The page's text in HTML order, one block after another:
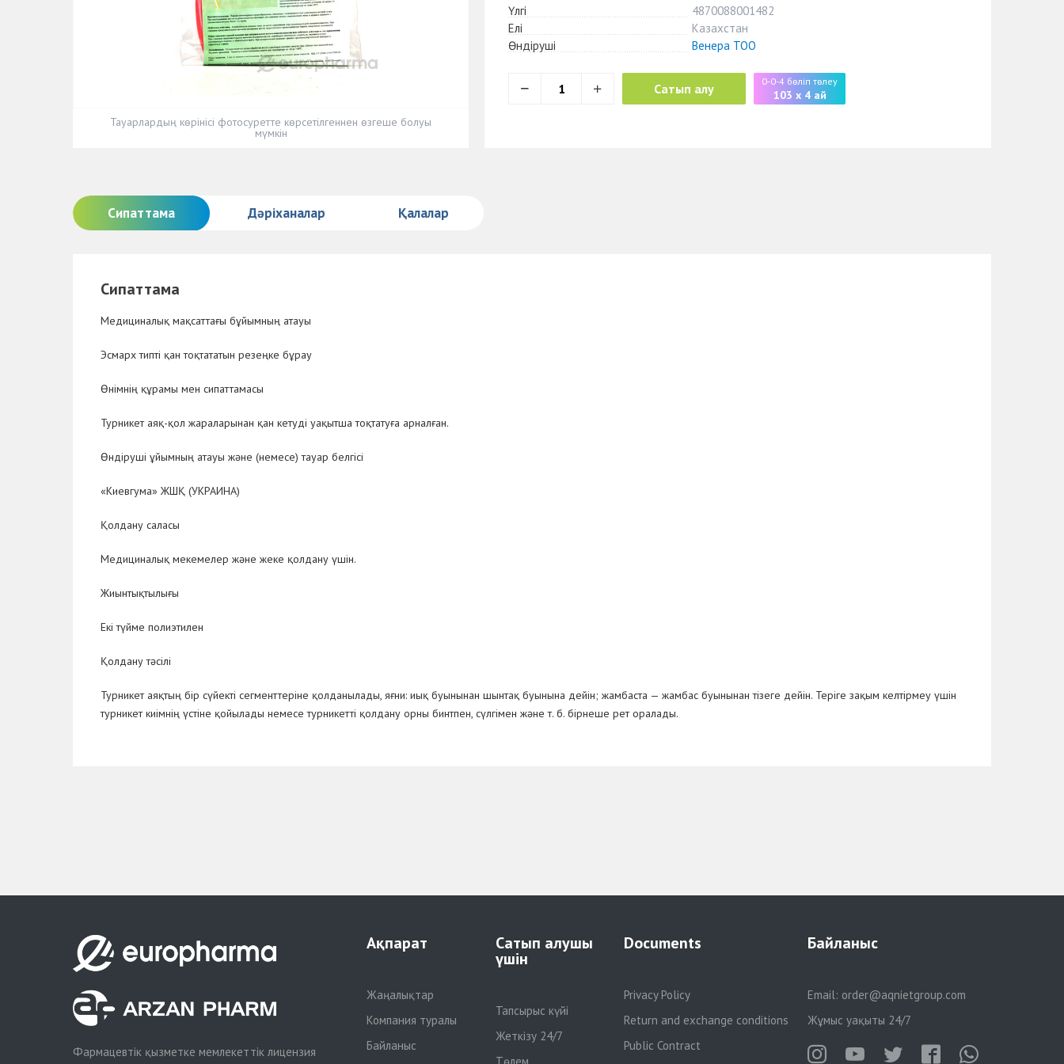
Тауарлардың көрінісі фотосуретте көрсетілгеннен өзгеше болуы
мүмкін
Үлгі
4870088001482
Елі
Казахстан
Өндіруші
Венера ТОО
Сатып алу 0-0-4 бөліп төлеу
103 x 4 ай
Сипаттама Дәріханалар Қалалар
Сипаттама
Медициналық мақсаттағы бұйымның атауы
Эсмарх типті қан тоқтататын резеңке бұрау
Өнімнің құрамы мен сипаттамасы
Турникет аяқ-қол жараларынан қан кетуді уақытша тоқтатуға арналған.
Өндіруші ұйымның атауы және (немесе) тауар белгісі
«Киевгума» ЖШҚ (УКРАИНА)
Қолдану саласы
Медициналық мекемелер және жеке қолдану үшін.
Жиынтықтылығы
Екі түйме полиэтилен
Қолдану тәсілі
Турникет аяқтың бір сүйекті сегменттеріне қолданылады, яғни: иық буынынан шынтақ буынына дейін; жамбаста — жамбас буынынан тізеге дейін. Теріге зақым келтірмеу үшін
турникет киімнің үстіне қойылады немесе турникетті қолдану орны бинтпен, сүлгімен және т. б. бірнеше рет оралады.
Фармацевтік қызметке мемлекеттік лицензия
Ақпарат
Жаңалықтар
Компания туралы
Байланыс
Сатып алушы
үшін
Тапсырыс күйі
Жеткізу 24/7
Documents
Privacy Policy
Return and exchange conditions
Public Contract
Байланыс
Email: order@aqnietgroup.com
Жұмыс уақыты 24/7